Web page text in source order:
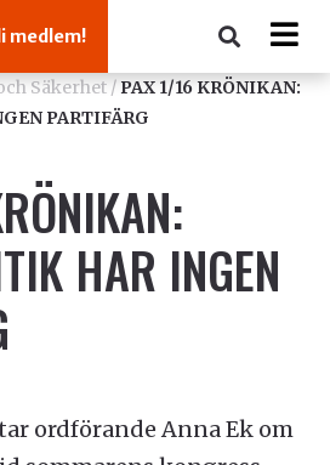
medlem!
Säkerhet/ PAX 1/16 KRÖNIKAN:
PARTIFÄRG
HAR INGEN
ordförande Anna Ek om